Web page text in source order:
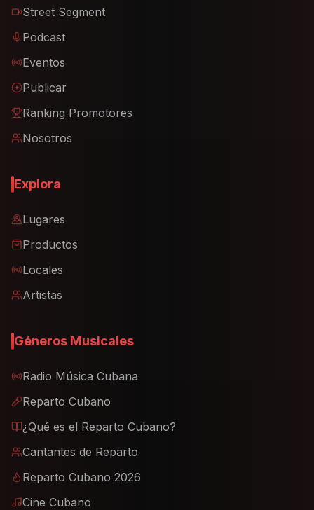
Street Segment
Podcast
Eventos
Publicar
Ranking Promotores
Nosotros
Explora
Lugares
Productos
Locales
Artistas
Géneros Musicales
Radio Música Cubana
Reparto Cubano
¿Qué es el Reparto Cubano?
Cantantes de Reparto
Reparto Cubano 2026
Cine Cubano